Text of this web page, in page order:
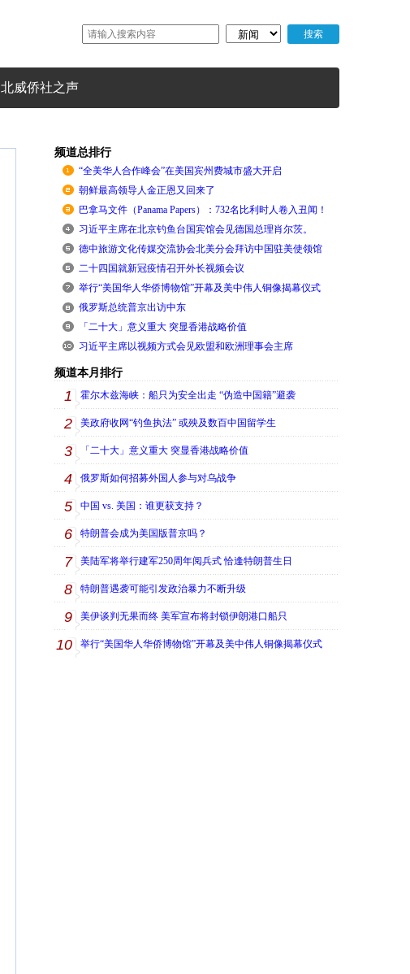
北威侨社之声
频道总排行
“全美华人合作峰会”在美国宾州费城市盛大开启
朝鲜最高领导人金正恩又回来了
巴拿马文件（Panama Papers）：732名比利时人卷入丑闻！
习近平主席在北京钓鱼台国宾馆会见德国总理肖尔茨。
德中旅游文化传媒交流协会北美分会拜访中国驻美使领馆
二十四国就新冠疫情召开外长视频会议
举行“美国华人华侨博物馆”开幕及美中伟人铜像揭幕仪式
俄罗斯总统普京出访中东
「二十大」意义重大 突显香港战略价值
习近平主席以视频方式会见欧盟和欧洲理事会主席
频道本月排行
1 霍尔木兹海峡：船只为安全出走 “伪造中国籍”避袭
2 美政府收网“钓鱼执法” 或殃及数百中国留学生
3 「二十大」意义重大 突显香港战略价值
4 俄罗斯如何招募外国人参与对乌战争
5 中国 vs. 美国：谁更获支持？
6 特朗普会成为美国版普京吗？
7 美陆军将举行建军250周年阅兵式 恰逢特朗普生日
8 特朗普遇袭可能引发政治暴力不断升级
9 美伊谈判无果而终 美军宣布将封锁伊朗港口船只
10 举行“美国华人华侨博物馆”开幕及美中伟人铜像揭幕仪式